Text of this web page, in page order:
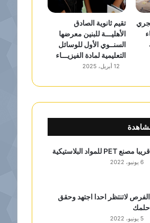
تقيم ثانوية الصادق
الأهليـــة للبنين معرضها
السنــوي الأول للوسائل
التعليمية لمادة الفيزيـــاء
12 أبريل، 2025
قريبا مصنع PET للمواد البلاستيكية
6 يونيو، 2022
الفرص لاتنتظر احدا اجتهد وحقق
حلمك
5 يونيو، 2022